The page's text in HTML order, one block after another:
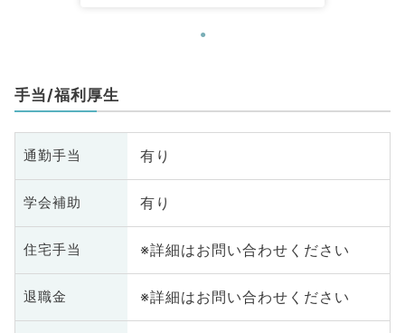
手当/福利厚生
通勤手当 有り
学会補助 有り
住宅手当 ※詳細はお問い合わせください
退職金 ※詳細はお問い合わせください